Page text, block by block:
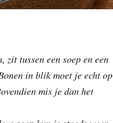
zit tussen een soep en een
in blik moet je echt op
mis je dan het